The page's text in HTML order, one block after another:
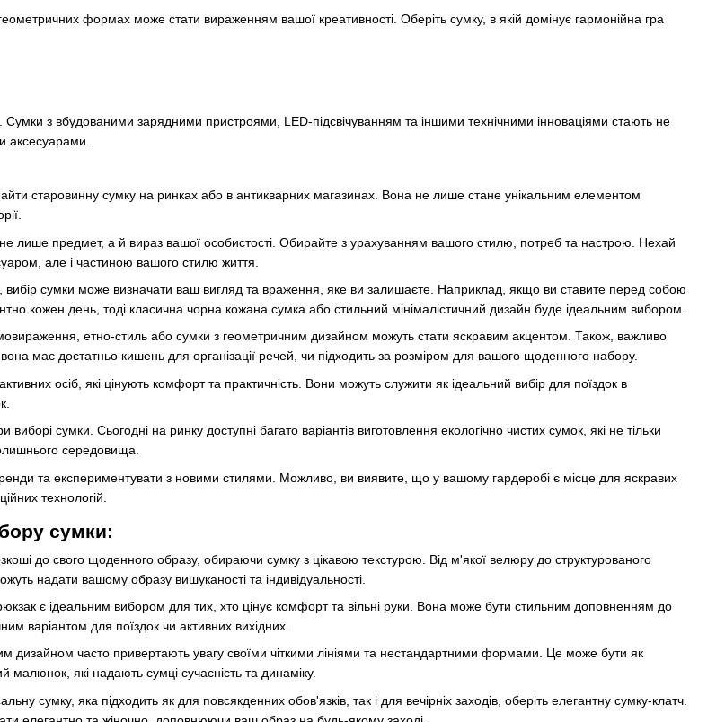
геометричних формах може стати вираженням вашої креативності. Оберіть сумку, в якій домінує гармонійна гра
Сумки з вбудованими зарядними пристроями, LED-підсвічуванням та іншими технічними інноваціями стають не
аксесуарами.
старовинну сумку на ринках або в антикварних магазинах. Вона не лише стане унікальним елементом
лише предмет, а й вираз вашої особистості. Обирайте з урахуванням вашого стилю, потреб та настрою. Нехай
але і частиною вашого стилю життя.
сумки може визначати ваш вигляд та враження, яке ви залишаєте. Наприклад, якщо ви ставите перед собою
кожен день, тоді класична чорна кожана сумка або стильний мінімалістичний дизайн буде ідеальним вибором.
етно-стиль або сумки з геометричним дизайном можуть стати яскравим акцентом. Також, важливо
має достатньо кишень для організації речей, чи підходить за розміром для вашого щоденного набору.
осіб, які цінують комфорт та практичність. Вони можуть служити як ідеальний вибір для поїздок в
виборі сумки. Сьогодні на ринку доступні багато варіантів виготовлення екологічно чистих сумок, які не тільки
середовища.
та експериментувати з новими стилями. Можливо, ви виявите, що у вашому гардеробі є місце для яскравих
технологій.
сумки:
до свого щоденного образу, обираючи сумку з цікавою текстурою. Від м'якої велюру до структурованого
надати вашому образу вишуканості та індивідуальності.
рюкзак є ідеальним вибором для тих, хто цінує комфорт та вільні руки. Вона може бути стильним доповненням до
варіантом для поїздок чи активних вихідних.
дизайном часто привертають увагу своїми чіткими лініями та нестандартними формами. Це може бути як
малюнок, які надають сумці сучасність та динаміку.
сумку, яка підходить як для повсякденних обов'язків, так і для вечірніх заходів, оберіть елегантну сумку-клатч.